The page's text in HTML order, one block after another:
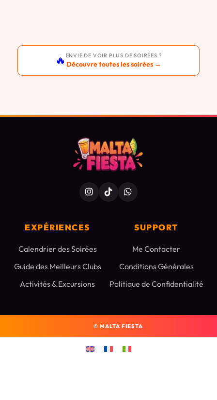
🔥 ENVIE DE VOIR PLUS DE SOIRÉES ?
Découvre toutes les soirées →
EXPÉRIENCES
Calendrier des Soirées
Guide des Meilleurs Clubs
Activités & Excursions
SUPPORT
Me Contacter
Conditions Générales
Politique de Confidentialité
© MALTA FIESTA